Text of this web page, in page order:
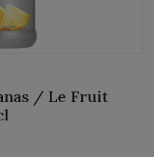
/ Le Fruit